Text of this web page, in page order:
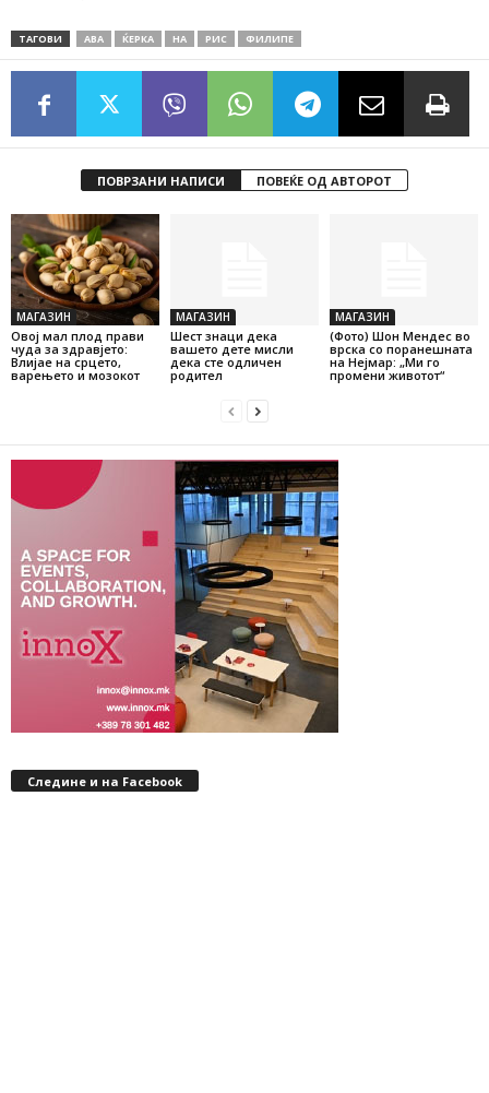
ТАГОВИ АВА ЌЕРКА НА РИС ФИЛИПЕ
ПОВРЗАНИ НАПИСИ ПОВЕЌЕ ОД АВТОРОТ
МАГАЗИН
Овој мал плод прави
чуда за здравјето:
Влијае на срцето,
варењето и мозокот
МАГАЗИН
Шест знаци дека
вашето дете мисли
дека сте одличен
родител
МАГАЗИН
(Фото) Шон Мендес во
врска со поранешната
на Нејмар: „Ми го
промени животот“
Следине и на Facebook